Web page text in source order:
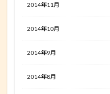
2014年11月
2014年10月
2014年9月
2014年8月